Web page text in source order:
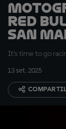
Red
San
It's time to go
13 set. 2025